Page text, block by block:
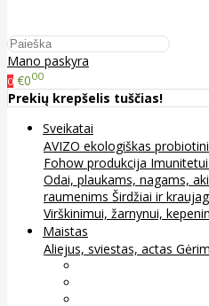
Mano paskyra
0 €000
Prekių krepšelis tuščias!
Sveikatai
AVIZO ekologiškas
Fohow produkcija Imunitetui
Odai, plaukams, nagams,
raumenims Širdžiai ir
Virškinimui, žarnynui,
Maistas
Aliejus, sviestas, actas